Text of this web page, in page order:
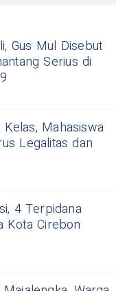
Gus Mul Disebut
Serius di
Mahasiswa
Legalitas dan
4 Terpidana
Kota Cirebon